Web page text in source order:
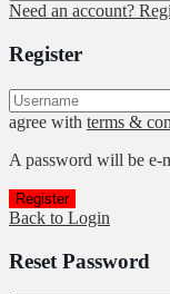
Need an account?
Register
agree with terms &
A password will be e-
Register
Back to Login
Reset Password